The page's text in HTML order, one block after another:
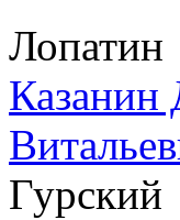
Лопатин
Казанин
Гурский